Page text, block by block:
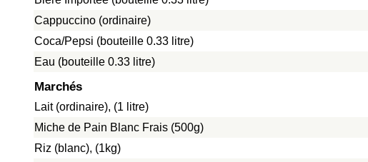
Cappuccino (ordinaire)
Coca/Pepsi (bouteille 0.33 litre)
Eau (bouteille 0.33 litre)
Marchés
Lait (ordinaire), (1 litre)
Miche de Pain Blanc Frais (500g)
Riz (blanc), (1kg)